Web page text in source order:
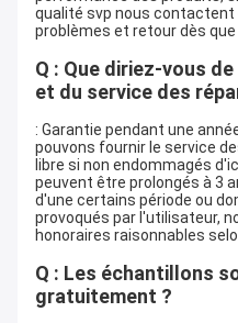
qualité svp nous
problèmes et retour dès que
Q : Que diriez-vous
et du service des
: Garantie pendant une
pouvons fournir le service
libre si non endommagés
peuvent être prolongés à 3
d'une certains période ou
provoqués par l'utilisateur,
honoraires raisonnables
Q : Les échantillons
gratuitement ?